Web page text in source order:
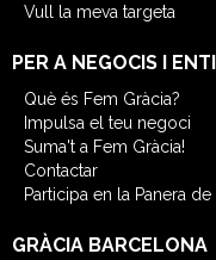
Vull la meva targeta
PER A NEGOCIS I
Què és Fem Gràcia?
Impulsa el teu negoci
Suma't a Fem Gràcia!
Contactar
Participa en la Panera de
GRÀCIA BARCELONA